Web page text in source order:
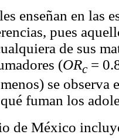
enseñan en las
pues
de sus
(ORc =
se observa
fuman los
de México